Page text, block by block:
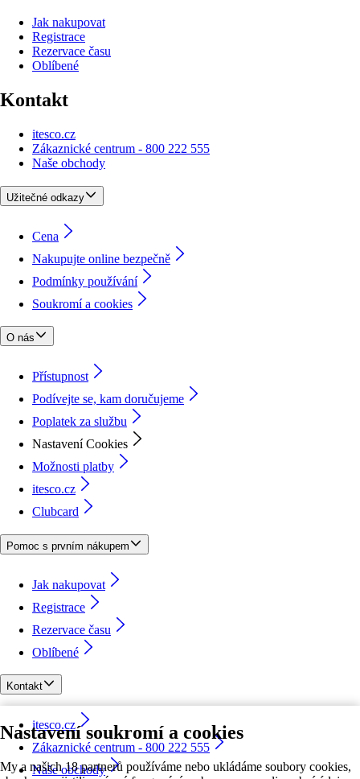
Nastavení soukromí a cookies
My a našich 18 partnerů používáme nebo ukládáme soubory cookies,
Jak nakupovat
Registrace
Rezervace času
Oblíbené
Kontakt
itesco.cz
Zákaznické centrum - 800 222 555
Naše obchody
Užitečné odkazy
Cena
Nakupujte online bezpečně
Podmínky používání
Soukromí a cookies
O nás
Přístupnost
Podívejte se, kam doručujeme
Poplatek za službu
Nastavení Cookies
Možnosti platby
itesco.cz
Clubcard
Pomoc s prvním nákupem
Jak nakupovat
Registrace
Rezervace času
Oblíbené
Kontakt
itesco.cz
Zákaznické centrum - 800 222 555
Naše obchody